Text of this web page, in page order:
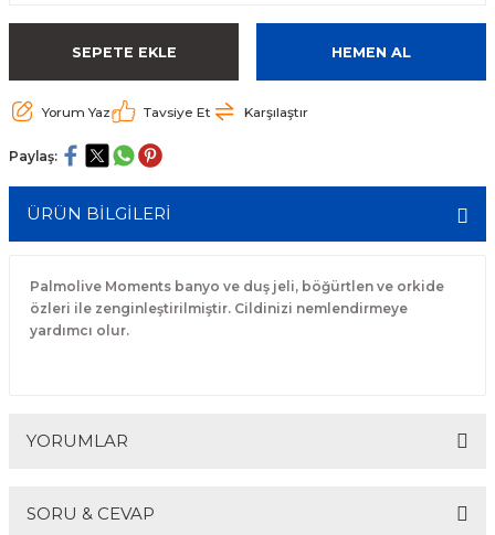
SEPETE EKLE HEMEN AL
Yorum Yaz Tavsiye Et Karşılaştır
Paylaş:
ÜRÜN BİLGİLERİ
Palmolive Moments banyo ve duş jeli, böğürtlen ve orkide
özleri ile zenginleştirilmiştir. Cildinizi nemlendirmeye
yardımcı olur.
YORUMLAR
SORU & CEVAP